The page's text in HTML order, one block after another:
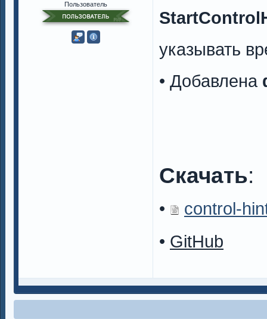
Пользователь
указывать
• Добавлена
Скачать:
•
control-
• GitHub